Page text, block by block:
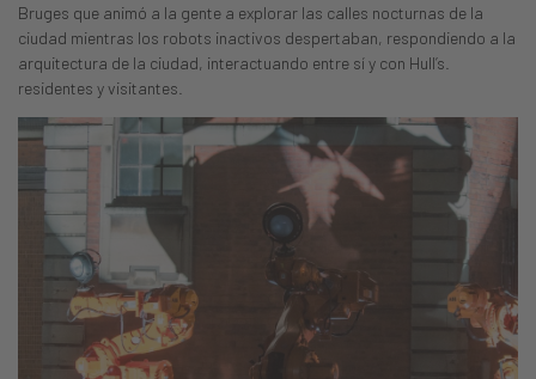
Bruges que animó a la gente a explorar las calles nocturnas de la
ciudad mientras los robots inactivos despertaban, respondiendo a la
arquitectura de la ciudad, interactuando entre sí y con Hull’s.
residentes y visitantes.